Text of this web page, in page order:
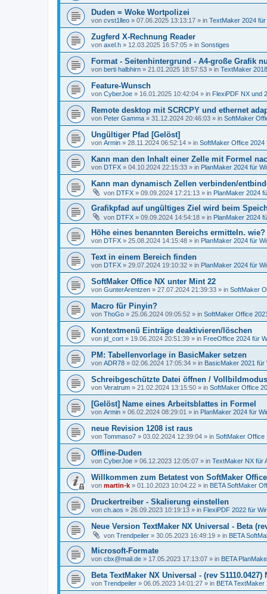
Duden = Woke Wortpolizei
von cvst1lleo » 07.06.2025 13:13:17 » in TextMaker 2024 für
Zugferd X-Rechnung Reader
von axel.h » 12.03.2025 16:57:05 » in Sonstiges
Format - Seitenhintergrund - A4-große Grafik
von berti halbhirn » 21.01.2025 18:57:53 » in TextMaker
Feature-Wunsch
von CyberJoe » 16.01.2025 10:42:04 » in FlexiPDF NX und
Remote desktop mit SCRCPY und ethernet
von Peter Gamma » 31.12.2024 20:46:03 » in SoftMaker
Ungültiger Pfad [Gelöst]
von Armin » 28.11.2024 06:52:14 » in SoftMaker Office 2024
Kann man den Inhalt einer Zelle mit Formel
von DTFX » 04.10.2024 22:15:33 » in PlanMaker 2024 für
Kann man dynamisch Zellen verbinden/
von DTFX » 09.09.2024 17:21:13 » in PlanMaker 2024
Grafikpfad auf ungültiges Ziel wird beim
von DTFX » 09.09.2024 14:54:18 » in PlanMaker 2024
Höhe eines benannten Bereichs ermitteln. wie?
von DTFX » 25.08.2024 14:15:48 » in PlanMaker 2024 für
Text in einem Bereich finden
von DTFX » 29.07.2024 19:10:32 » in PlanMaker 2024 für
SoftMaker Office NX unter Mint 22
von GunterArentzen » 27.07.2024 21:39:33 » in SoftMaker
Macro für Pinyin?
von ThoGo » 25.06.2024 09:05:52 » in SoftMaker Office
Kontextmenü Einträge deaktivieren/löschen
von jd_cort » 19.06.2024 20:51:39 » in FreeOffice 2024 für
PM: Tabellenvorlage in BasicMaker setzen
von ADR78 » 02.06.2024 17:05:34 » in BasicMaker 2021 für
Schreibgeschützte Datei öffnen / Vollbildmodus
von Veratrum » 21.02.2024 13:15:50 » in SoftMaker Office
[Gelöst] Name eines Arbeitsblattes in Formel
von Armin » 06.02.2024 08:29:01 » in PlanMaker 2024 für
neue Revision 1208 ist raus
von Tommaso7 » 03.02.2024 12:39:04 » in SoftMaker Office
Offline-Duden
von CyberJoe » 06.12.2023 12:05:07 » in TextMaker NX für
Willkommen zum Betatest von SoftMaker
von martin-k » 01.10.2023 10:04:22 » in BETA SoftMaker
Druckertreiber - Skalierung einstellen
von ch.aos » 26.09.2023 10:19:13 » in FlexiPDF 2022 für
Neue Version TextMaker NX Universal - Beta
von Trendpeiler » 30.05.2023 16:49:19 » in BETA
Microsoft-Formate
von cbx@mail.de » 17.05.2023 17:13:07 » in BETA
Beta TextMaker NX Universal - (rev
von Trendpeiler » 06.05.2023 14:01:27 » in BETA TextMaker